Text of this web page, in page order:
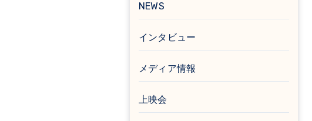
NEWS
インタビュー
メディア情報
上映会